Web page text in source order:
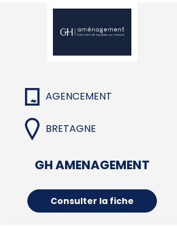
AGENCEMENT
BRETAGNE
GH AMENAGEMENT
Consulter la fiche